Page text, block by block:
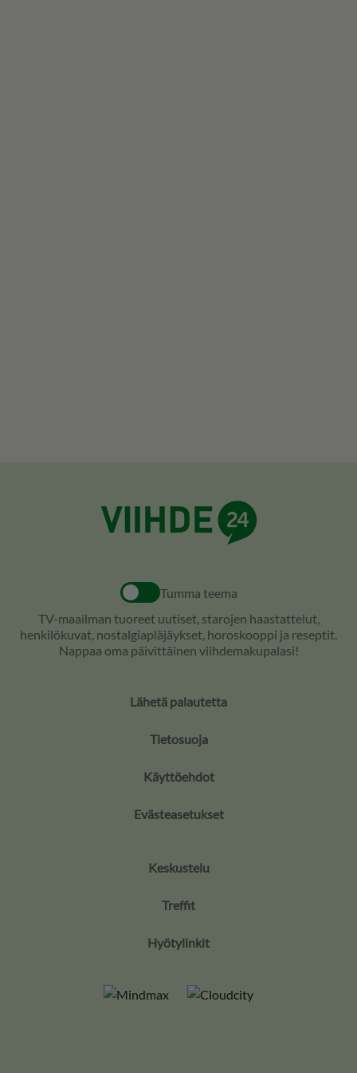
Tumma teema
TV-maailman tuoreet uutiset, starojen haastattelut,
henkilökuvat, nostalgiapläjäykset, horoskooppi ja reseptit.
Nappaa oma päivittäinen viihdemakupalasi!
Lähetä palautetta
Tietosuoja
Käyttöehdot
Evästeasetukset
Keskustelu
Treffit
Hyötylinkit